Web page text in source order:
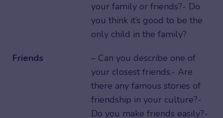
your family or friends?- Do
you think it’s good to be the
only child in the family?
Friends
– Can you describe one of
your closest friends.- Are
there any famous stories of
friendship in your culture?-
Do you make friends easily?-